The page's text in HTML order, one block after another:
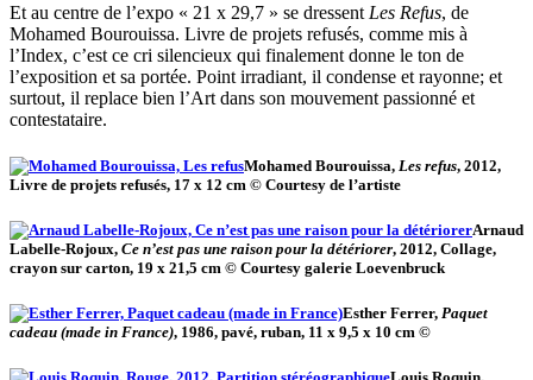
Et au centre de l’expo « 21 x 29,7 » se dressent Les Refus, de
Mohamed Bourouissa. Livre de projets refusés, comme mis à
l’Index, c’est ce cri silencieux qui finalement donne le ton de
l’exposition et sa portée. Point irradiant, il condense et rayonne; et
surtout, il replace bien l’Art dans son mouvement passionné et
contestataire.
Mohamed Bourouissa, Les refus, 2012,
Livre de projets refusés, 17 x 12 cm © Courtesy de l’artiste
Arnaud
Labelle-Rojoux, Ce n’est pas une raison pour la détériorer, 2012, Collage,
crayon sur carton, 19 x 21,5 cm © Courtesy galerie Loevenbruck
Esther Ferrer, Paquet
cadeau (made in France), 1986, pavé, ruban, 11 x 9,5 x 10 cm ©